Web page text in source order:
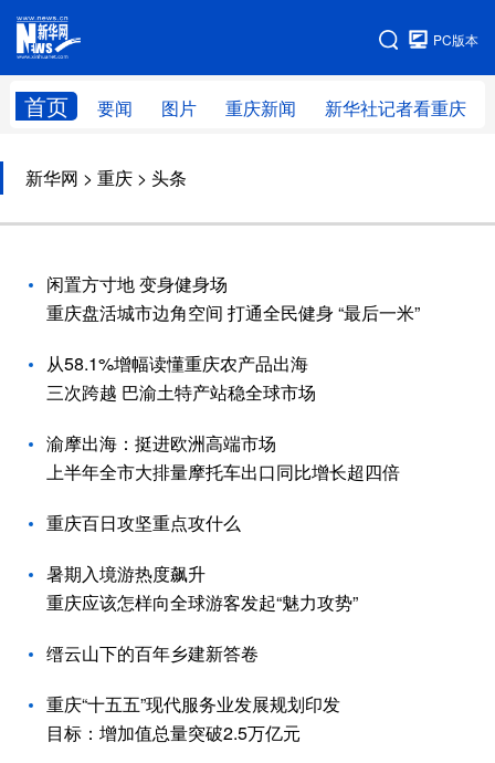
PC版本
首页 要闻 图片 重庆新闻 新华社记者看重庆
网站地图
新华网 > 重庆 > 头条
闲置方寸地 变身健身场
重庆盘活城市边角空间 打通全民健身 “最后一米”
从58.1%增幅读懂重庆农产品出海
三次跨越 巴渝土特产站稳全球市场
渝摩出海：挺进欧洲高端市场
上半年全市大排量摩托车出口同比增长超四倍
重庆百日攻坚重点攻什么
暑期入境游热度飙升
重庆应该怎样向全球游客发起“魅力攻势”
缙云山下的百年乡建新答卷
重庆“十五五”现代服务业发展规划印发
目标：增加值总量突破2.5万亿元